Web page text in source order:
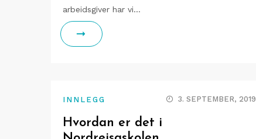
arbeidsgiver har vi…
INNLEGG 3. SEPTEMBER, 2019
Hvordan er det i